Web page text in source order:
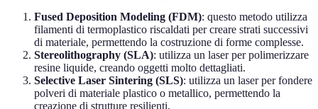
Fused Deposition Modeling (FDM): questo metodo utilizza
filamenti di termoplastico riscaldati per creare strati successivi
di materiale, permettendo la costruzione di forme complesse.
Stereolithography (SLA): utilizza un laser per polimerizzare
resine liquide, creando oggetti molto dettagliati.
Selective Laser Sintering (SLS): utilizza un laser per fondere
polveri di materiale plastico o metallico, permettendo la
creazione di strutture resilienti.